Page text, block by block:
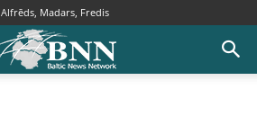
Alfrēds, Madars, Fredis